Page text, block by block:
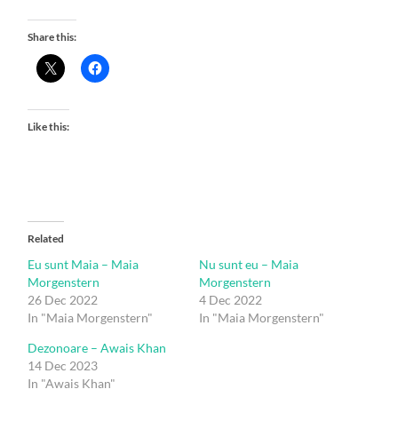
Share this:
Like this:
Related
Eu sunt Maia – Maia
Morgenstern
26 Dec 2022
In "Maia Morgenstern"
Nu sunt eu – Maia
Morgenstern
4 Dec 2022
In "Maia Morgenstern"
Dezonoare – Awais Khan
14 Dec 2023
In "Awais Khan"